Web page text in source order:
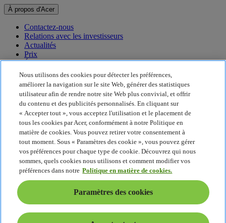
À propos d'Acer
Contactez-nous
Relations avec les investisseurs
Actualités
Prix
Événements
Développement durable
Développement durable
Responsabilité sociale de l'entreprise
Empreinte carbone du produit
Project Humanity
Earthion
Politique de confidentialité
Politique en matière de cookies
Mentions légales
Informations légales supplémentaires
Politique en matière d'accessibilité
Paramètres des cookies
France - Français
Nous utilisons des cookies pour détecter les préférences,
améliorer la navigation sur le site Web, générer des statistiques
utilisateur afin de rendre notre site Web plus convivial, et offrir
du contenu et des publicités personnalisés. En cliquant sur
« Accepter tout », vous acceptez l'utilisation et le placement de
tous les cookies par Acer, conformément à notre Politique en
matière de cookies. Vous pouvez retirer votre consentement à
tout moment. Sous « Paramètres des cookie », vous pouvez gérer
vos préférences pour chaque type de cookie. Découvrez qui nous
sommes, quels cookies nous utilisons et comment modifier vos
préférences dans notre Politique en matière de cookies.
Paramètres des cookies